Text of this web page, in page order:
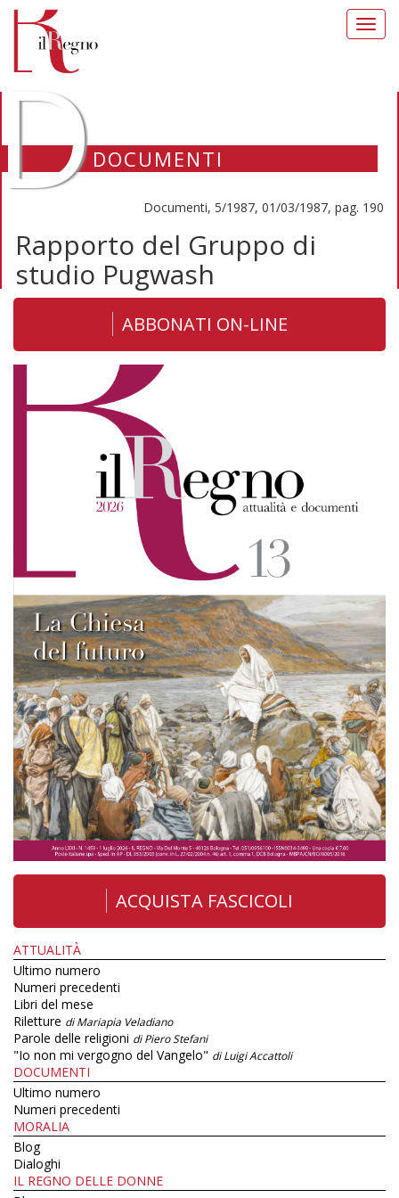
DOCUMENTI
Documenti, 5/1987, 01/03/1987, pag. 190
Rapporto del Gruppo di
studio Pugwash
ABBONATI ON-LINE
ACQUISTA FASCICOLI
ATTUALITÀ
Ultimo numero
Numeri precedenti
Libri del mese
Riletture di Mariapia Veladiano
Parole delle religioni di Piero Stefani
"Io non mi vergogno del Vangelo" di Luigi Accattoli
DOCUMENTI
Ultimo numero
Numeri precedenti
MORALIA
Blog
Dialoghi
IL REGNO DELLE DONNE